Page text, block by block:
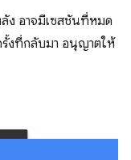
ง อาจมีเซสชันที่หมด
งที่กลับมา อนุญาตให้